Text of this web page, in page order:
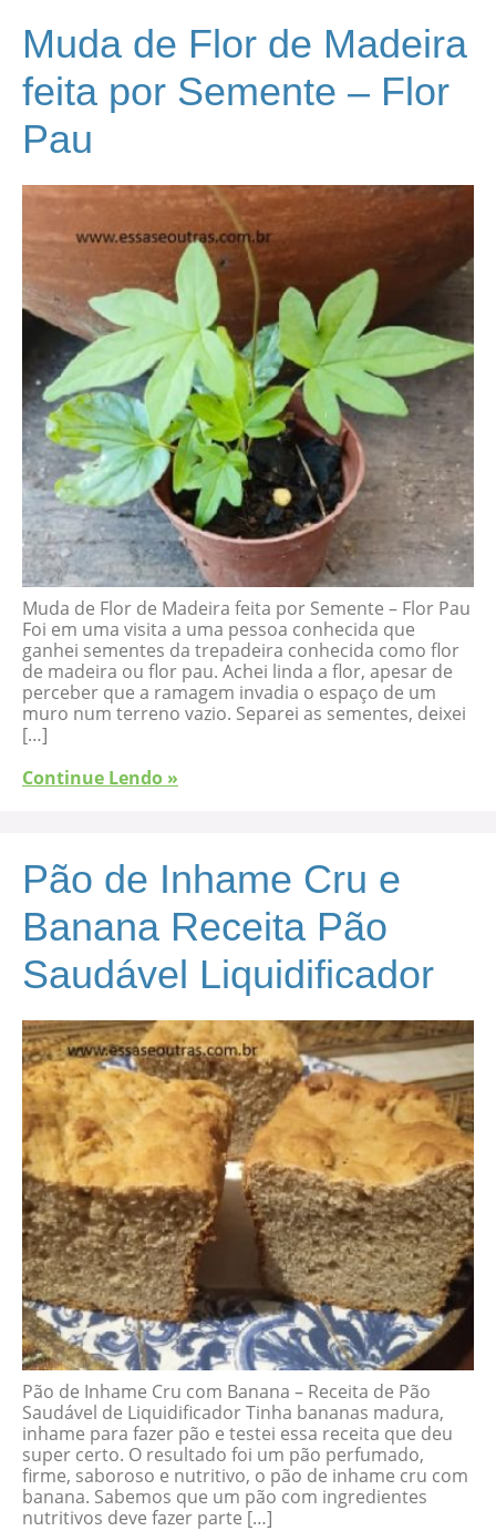
Muda de Flor de Madeira
feita por Semente – Flor
Pau
Muda de Flor de Madeira feita por Semente – Flor Pau
Foi em uma visita a uma pessoa conhecida que
ganhei sementes da trepadeira conhecida como flor
de madeira ou flor pau. Achei linda a flor, apesar de
perceber que a ramagem invadia o espaço de um
muro num terreno vazio. Separei as sementes, deixei
[…]
Continue Lendo »
Pão de Inhame Cru e
Banana Receita Pão
Saudável Liquidificador
Pão de Inhame Cru com Banana – Receita de Pão
Saudável de Liquidificador Tinha bananas madura,
inhame para fazer pão e testei essa receita que deu
super certo. O resultado foi um pão perfumado,
firme, saboroso e nutritivo, o pão de inhame cru com
banana. Sabemos que um pão com ingredientes
nutritivos deve fazer parte […]